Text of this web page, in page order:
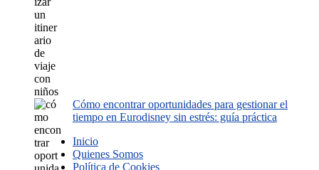
Cómo encontrar oportunidades para gestionar el
tiempo en Eurodisney sin estrés: guía práctica
Inicio
Quienes Somos
Política de Cookies